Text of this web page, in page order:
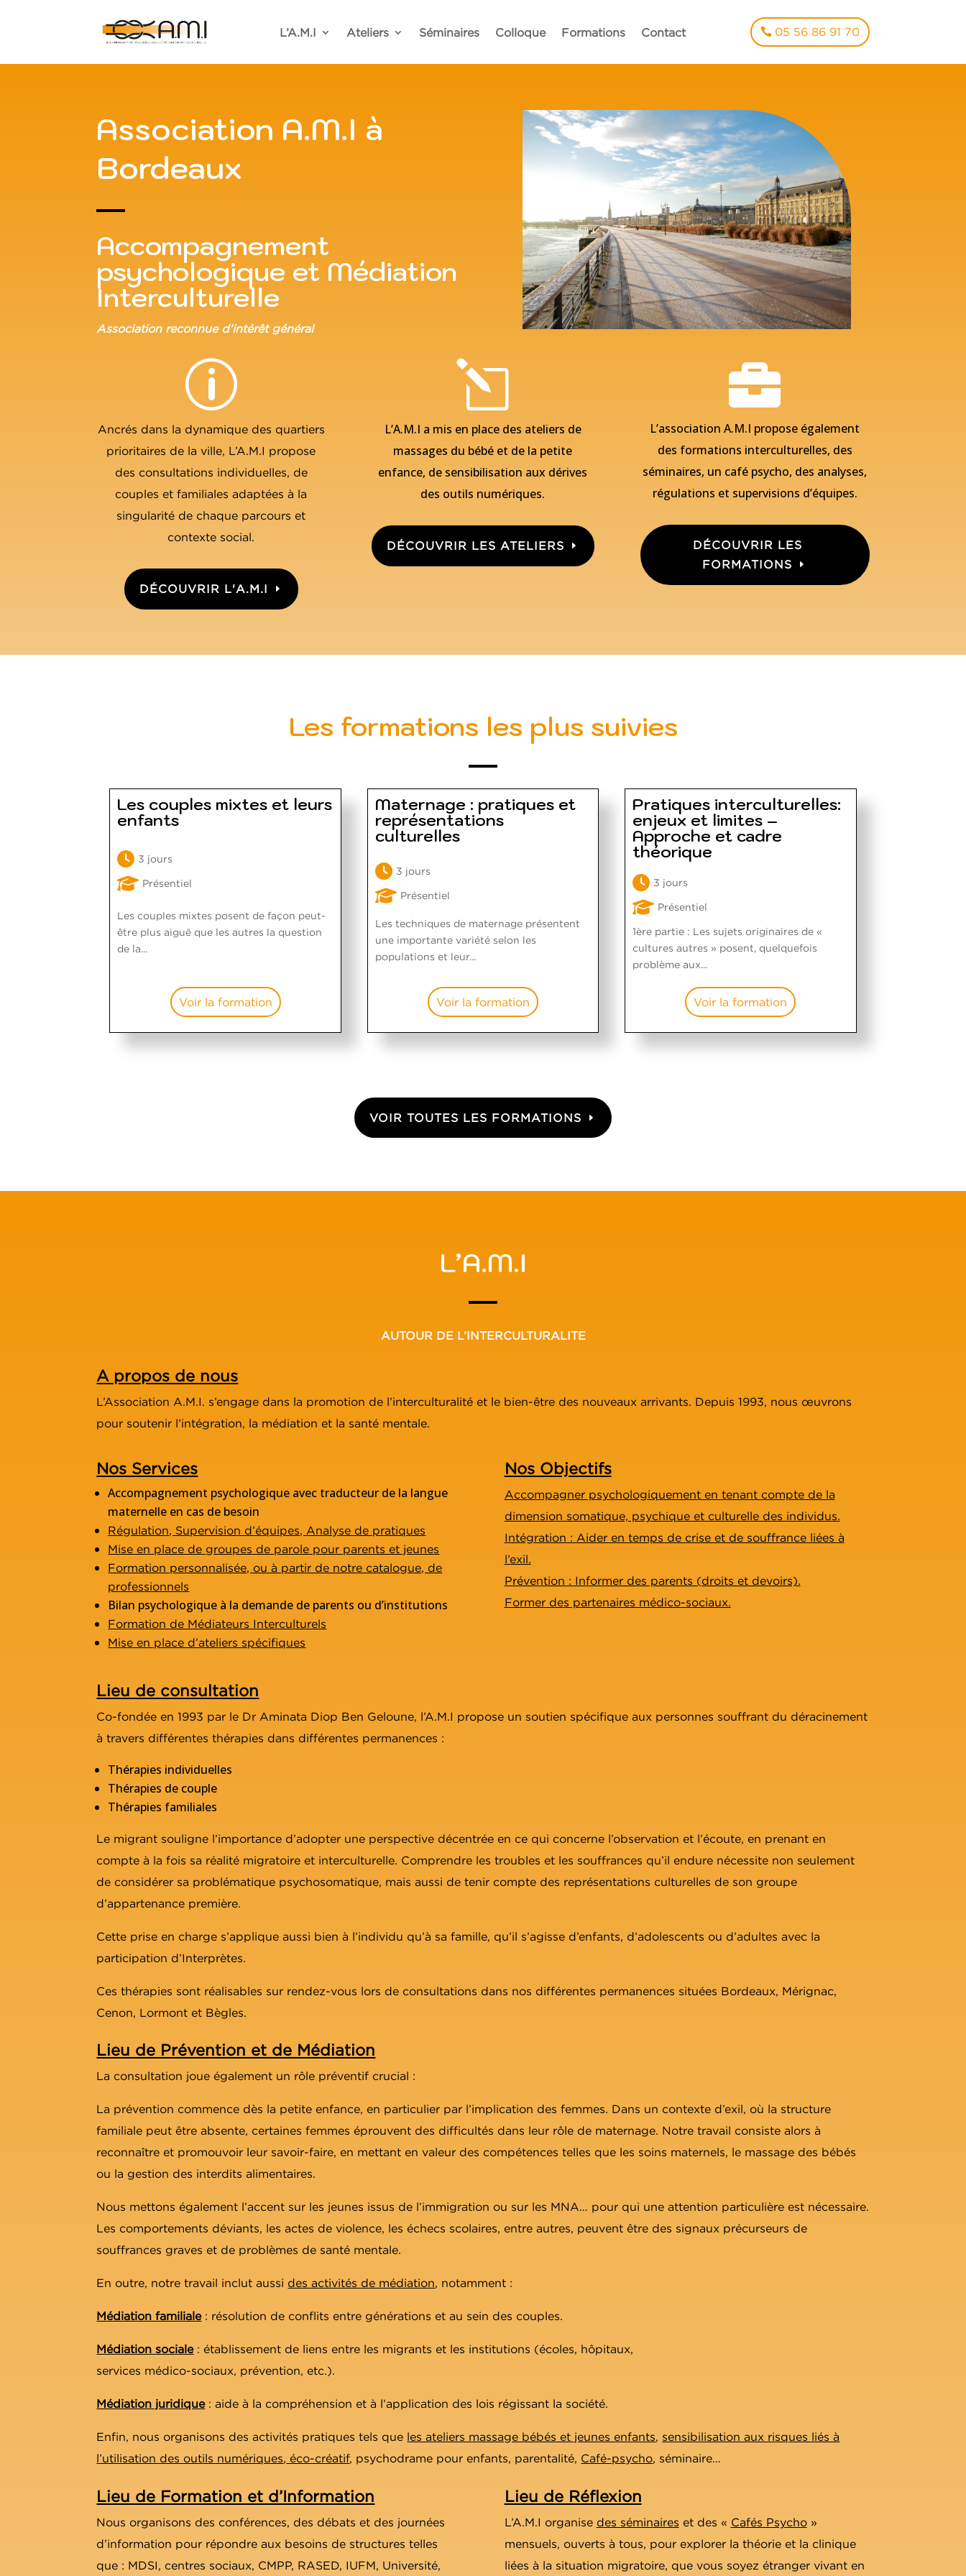
L’A.M.I Ateliers Séminaires Colloque Formations Contact 05 56 86 91 70
Association A.M.I à
Bordeaux
Accompagnement
psychologique et Médiation
Interculturelle
Association reconnue d’intérêt général
p
Ancrés dans la dynamique des quartiers
prioritaires de la ville, L’A.M.I propose
des consultations individuelles, de
couples et familiales adaptées à la
singularité de chaque parcours et
contexte social.
DÉCOUVRIR L'A.M.I
l
L’A.M.I a mis en place des ateliers de
massages du bébé et de la petite
enfance, de sensibilisation aux dérives
des outils numériques.
DÉCOUVRIR LES ATELIERS

L’association A.M.I propose également
des formations interculturelles, des
séminaires, un café psycho, des analyses,
régulations et supervisions d’équipes.
DÉCOUVRIR LES
FORMATIONS
Les formations les plus suivies
Les couples mixtes et leurs
enfants
3 jours
Présentiel
Les couples mixtes posent de façon peut-
être plus aiguë que les autres la question
de la...
Voir la formation
Maternage : pratiques et
représentations
culturelles
3 jours
Présentiel
Les techniques de maternage présentent
une importante variété selon les
populations et leur...
Voir la formation
Pratiques interculturelles:
enjeux et limites –
Approche et cadre
théorique
3 jours
Présentiel
1ère partie : Les sujets originaires de «
cultures autres » posent, quelquefois
problème aux...
Voir la formation
VOIR TOUTES LES FORMATIONS
L’A.M.I
AUTOUR DE L’INTERCULTURALITE
A propos de nous
L’Association A.M.I. s’engage dans la promotion de l’interculturalité et le bien-être des nouveaux arrivants. Depuis 1993, nous œuvrons
pour soutenir l’intégration, la médiation et la santé mentale.
Nos Services
Accompagnement psychologique avec traducteur de la langue
maternelle en cas de besoin
Régulation, Supervision d’équipes, Analyse de pratiques
Mise en place de groupes de parole pour parents et jeunes
Formation personnalisée, ou à partir de notre catalogue, de
professionnels
Bilan psychologique à la demande de parents ou d’institutions
Formation de Médiateurs Interculturels
Mise en place d’ateliers spécifiques
Nos Objectifs
Accompagner psychologiquement en tenant compte de la
dimension somatique, psychique et culturelle des individus.
Intégration : Aider en temps de crise et de souffrance liées à
l’exil.
Prévention : Informer des parents (droits et devoirs).
Former des partenaires médico-sociaux.
Lieu de consultation
Co-fondée en 1993 par le Dr Aminata Diop Ben Geloune, l’A.M.I propose un soutien spécifique aux personnes souffrant du déracinement
à travers différentes thérapies dans différentes permanences :
Thérapies individuelles
Thérapies de couple
Thérapies familiales
Le migrant souligne l’importance d’adopter une perspective décentrée en ce qui concerne l’observation et l’écoute, en prenant en
compte à la fois sa réalité migratoire et interculturelle. Comprendre les troubles et les souffrances qu’il endure nécessite non seulement
de considérer sa problématique psychosomatique, mais aussi de tenir compte des représentations culturelles de son groupe
d’appartenance première.
Cette prise en charge s’applique aussi bien à l’individu qu’à sa famille, qu’il s’agisse d’enfants, d’adolescents ou d’adultes avec la
participation d’Interprètes.
Ces thérapies sont réalisables sur rendez-vous lors de consultations dans nos différentes permanences situées Bordeaux, Mérignac,
Cenon, Lormont et Bègles.
Lieu de Prévention et de Médiation
La consultation joue également un rôle préventif crucial :
La prévention commence dès la petite enfance, en particulier par l’implication des femmes. Dans un contexte d’exil, où la structure
familiale peut être absente, certaines femmes éprouvent des difficultés dans leur rôle de maternage. Notre travail consiste alors à
reconnaître et promouvoir leur savoir-faire, en mettant en valeur des compétences telles que les soins maternels, le massage des bébés
ou la gestion des interdits alimentaires.
Nous mettons également l’accent sur les jeunes issus de l’immigration ou sur les MNA… pour qui une attention particulière est nécessaire.
Les comportements déviants, les actes de violence, les échecs scolaires, entre autres, peuvent être des signaux précurseurs de
souffrances graves et de problèmes de santé mentale.
En outre, notre travail inclut aussi des activités de médiation, notamment :
Médiation familiale: résolution de conflits entre générations et au sein des couples.
Médiation sociale: établissement de liens entre les migrants et les institutions (écoles, hôpitaux,
services médico-sociaux, prévention, etc.).
Médiation juridique: aide à la compréhension et à l’application des lois régissant la société.
Enfin, nous organisons des activités pratiques tels que les ateliers massage bébés et jeunes enfants, sensibilisation aux risques liés à
l’utilisation des outils numériques, éco-créatif, psychodrame pour enfants, parentalité, Café-psycho, séminaire…
Lieu de Formation et d’Information
Nous organisons des conférences, des débats et des journées
d’information pour répondre aux besoins de structures telles
que : MDSI, centres sociaux, CMPP, RASED, IUFM, Université,
Lieu de Réflexion
L’A.M.I organise des séminaires et des « Cafés Psycho»
mensuels, ouverts à tous, pour explorer la théorie et la clinique
liées à la situation migratoire, que vous soyez étranger vivant en